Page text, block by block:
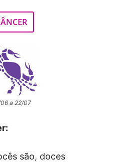
a 22/07
são, doces